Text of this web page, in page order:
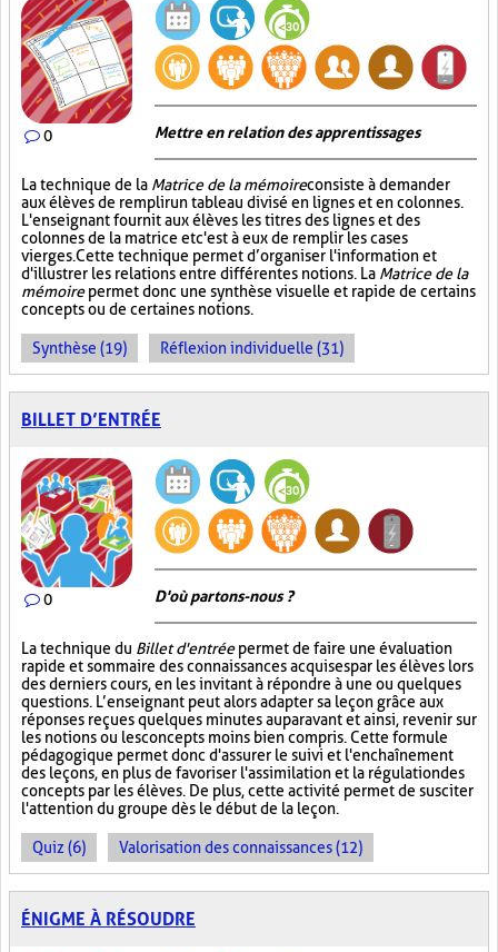
0 Mettre en relation des apprentissages
La technique de la Matrice de la mémoireconsiste à demander
aux élèves de remplir un tableau divisé en lignes et en colonnes.
L'enseignant fournit aux élèves les titres des lignes et des
colonnes de la matrice et c'est à eux de remplir les cases
vierges. Cette technique permet d’organiser l'information et
d'illustrer les relations entre différentes notions. La Matrice de la
mémoirepermet donc une synthèse visuelle et rapide de certains
concepts ou de certaines notions.
Synthèse (19) Réflexion individuelle (31)
BILLET D’ENTRÉE
0 D'où partons-nous ?
La technique du Billet d'entréepermet de faire une évaluation
rapide et sommaire des connaissances acquises par les élèves lors
des derniers cours, en les invitant à répondre à une ou quelques
questions. L’enseignant peut alors adapter sa leçon grâce aux
réponses reçues quelques minutes auparavant et ainsi, revenir sur
les notions ou les concepts moins bien compris. Cette formule
pédagogique permet donc d'assurer le suivi et l'enchaînement
des leçons, en plus de favoriser l'assimilation et la régulation des
concepts par les élèves. De plus, cette activité permet de susciter
l'attention du groupe dès le début de la leçon.
Quiz (6) Valorisation des connaissances (12)
ÉNIGME À RÉSOUDRE